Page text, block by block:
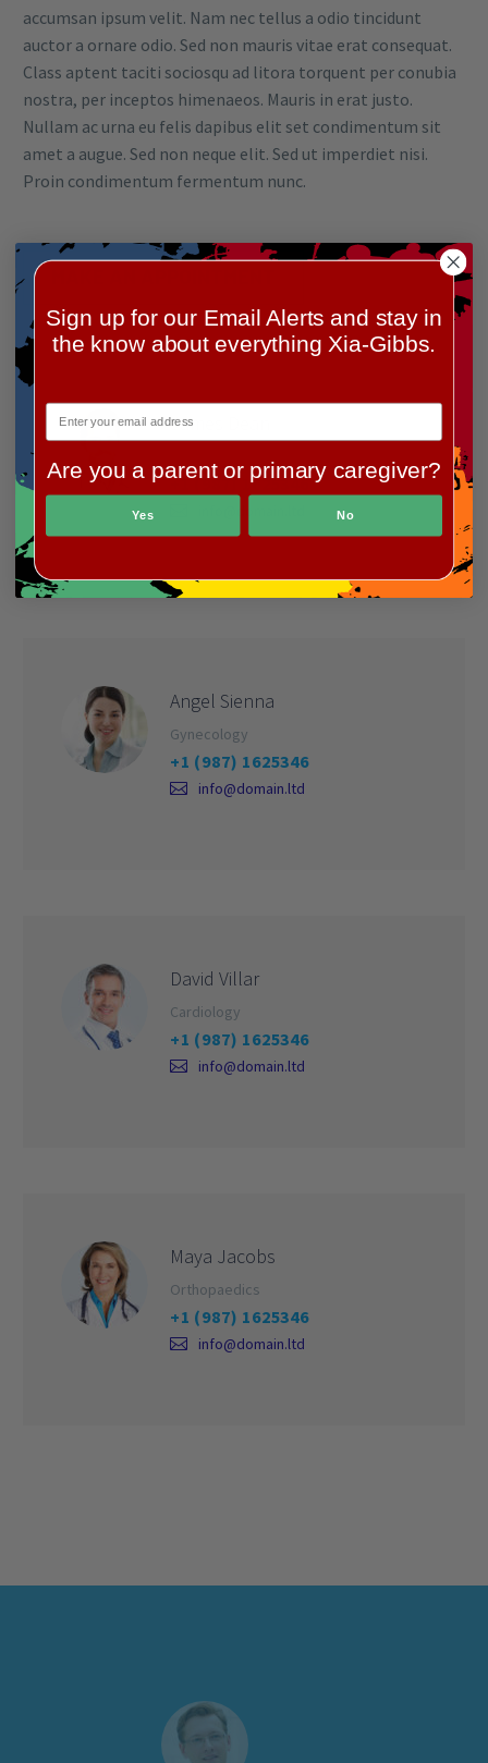
accumsan ipsum velit. Nam nec tellus a odio tincidunt
auctor a ornare odio. Sed non mauris vitae erat consequat.
Class aptent taciti sociosqu ad litora torquent per conubia
nostra, per inceptos himenaeos. Mauris in erat justo.
Nullam ac urna eu felis dapibus elit set condimentum sit
amet a augue. Sed non neque elit. Sed ut imperdiet nisi.
Proin condimentum fermentum nunc.
James Dean
+1 (987) 1625346
Angel Sienna
Gynecology
+1 (987) 1625346
info@domain.ltd
David Villar
Cardiology
+1 (987) 1625346
info@domain.ltd
Maya Jacobs
Orthopaedics
+1 (987) 1625346
info@domain.ltd
Sign up for our Email Alerts and stay in
the know about everything Xia-Gibbs.
Are you a parent or primary caregiver?
Yes No